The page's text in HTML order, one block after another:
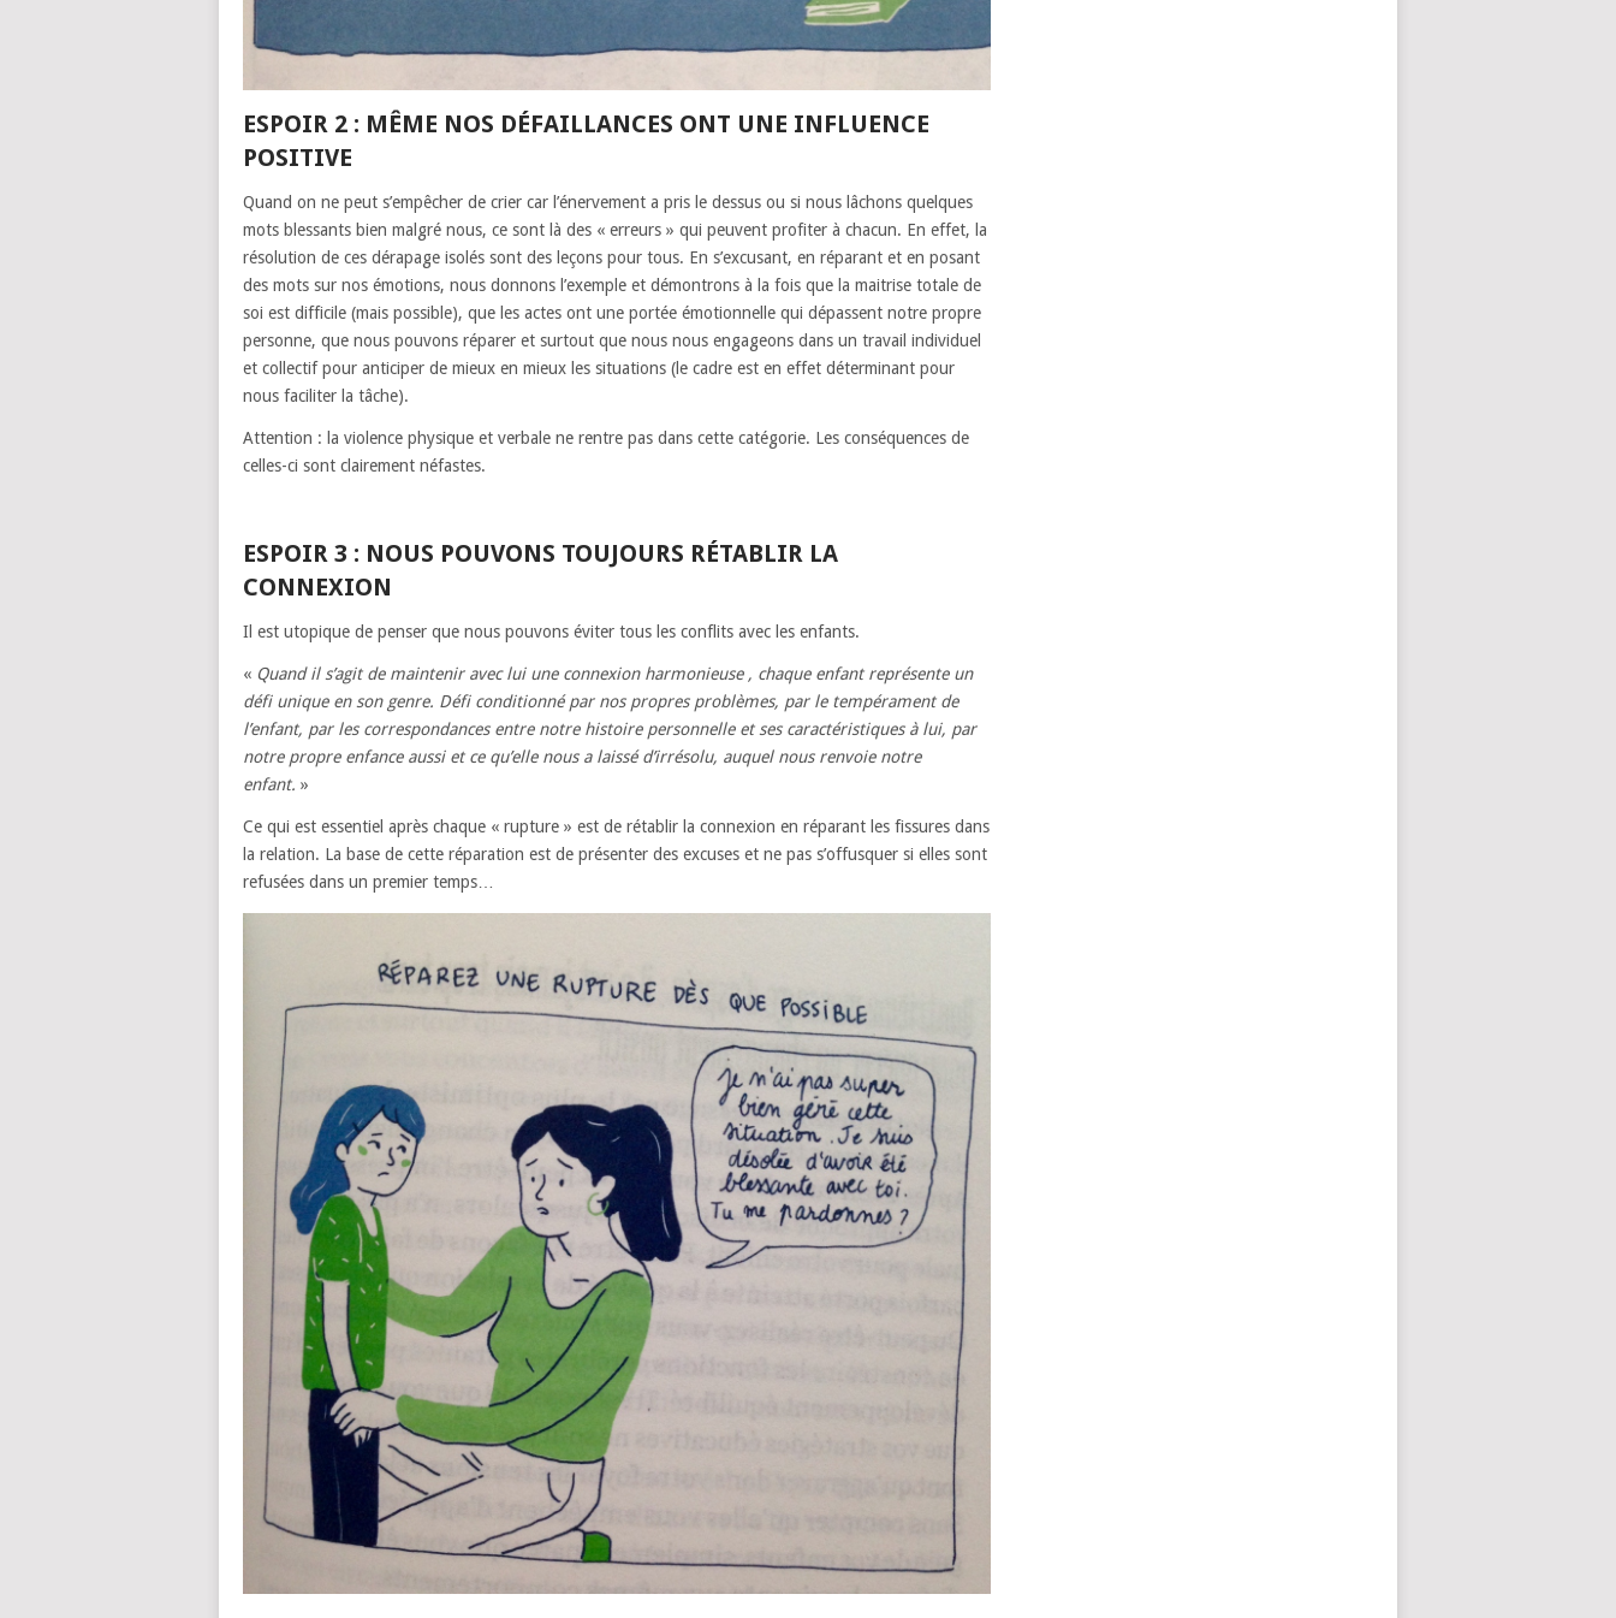
ESPOIR 2 : MÊME NOS DÉFAILLANCES ONT UNE INFLUENCE
POSITIVE
Quand on ne peut s’empêcher de crier car l’énervement a pris le dessus ou si nous lâchons quelques
mots blessants bien malgré nous, ce sont là des « erreurs » qui peuvent profiter à chacun. En effet, la
résolution de ces dérapage isolés sont des leçons pour tous. En s’excusant, en réparant et en posant
des mots sur nos émotions, nous donnons l’exemple et démontrons à la fois que la maitrise totale de
soi est difficile (mais possible), que les actes ont une portée émotionnelle qui dépassent notre propre
personne, que nous pouvons réparer et surtout que nous nous engageons dans un travail individuel
et collectif pour anticiper de mieux en mieux les situations (le cadre est en effet déterminant pour
nous faciliter la tâche).
Attention : la violence physique et verbale ne rentre pas dans cette catégorie. Les conséquences de
celles-ci sont clairement néfastes.
ESPOIR 3 : NOUS POUVONS TOUJOURS RÉTABLIR LA
CONNEXION
Il est utopique de penser que nous pouvons éviter tous les conflits avec les enfants.
« Quand il s’agit de maintenir avec lui une connexion harmonieuse , chaque enfant représente un
défi unique en son genre. Défi conditionné par nos propres problèmes, par le tempérament de
l’enfant, par les correspondances entre notre histoire personnelle et ses caractéristiques à lui, par
notre propre enfance aussi et ce qu’elle nous a laissé d’irrésolu, auquel nous renvoie notre
enfant. »
Ce qui est essentiel après chaque « rupture » est de rétablir la connexion en réparant les fissures dans
la relation. La base de cette réparation est de présenter des excuses et ne pas s’offusquer si elles sont
refusées dans un premier temps…